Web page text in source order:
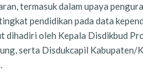
termasuk dalam upaya
pendidikan pada data
dihadiri oleh Kepala Disdikbud
serta Disdukcapil Kabupaten/